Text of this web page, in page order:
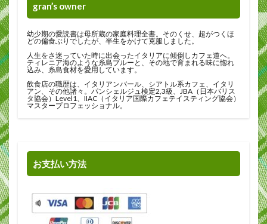
gran’s owner
幼少期の愛読書は母所蔵の家庭料理全書。そのくせ、超がつくほ
どの偏食ぶりでしたが、半生をかけて克服しました。
人生をさ迷っていた時に出会ったイタリアに傾倒しカフェ道へ。
ティレニア海のような糸島ブルーと、その地で育まれる味に惚れ
込み、糸島食材を愛用しています。
飲食店の職歴は、イタリアンバール、シアトル系カフェ、イタリ
アン、その他諸々。パンシェルジュ検定2,3級、JBA（日本バリス
タ協会）Level1、IIAC（イタリア国際カフェテイスティング協会）
マスタープロフェッショナル。
お支払い方法